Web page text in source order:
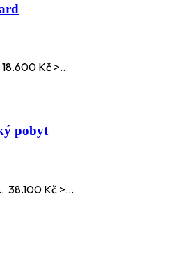
Kč >...
pobyt
38.100 Kč >...